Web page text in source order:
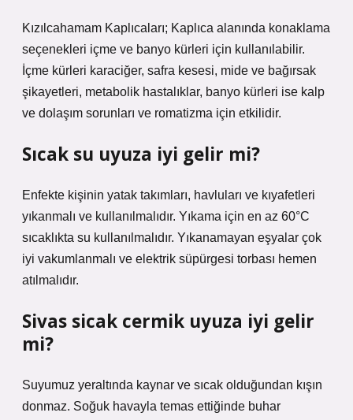
Kızılcahamam Kaplıcaları; Kaplıca alanında konaklama
seçenekleri içme ve banyo kürleri için kullanılabilir.
İçme kürleri karaciğer, safra kesesi, mide ve bağırsak
şikayetleri, metabolik hastalıklar, banyo kürleri ise kalp
ve dolaşım sorunları ve romatizma için etkilidir.
Sıcak su uyuza iyi gelir mi?
Enfekte kişinin yatak takımları, havluları ve kıyafetleri
yıkanmalı ve kullanılmalıdır. Yıkama için en az 60°C
sıcaklıkta su kullanılmalıdır. Yıkanamayan eşyalar çok
iyi vakumlanmalı ve elektrik süpürgesi torbası hemen
atılmalıdır.
Sivas sicak cermik uyuza iyi gelir
mi?
Suyumuz yeraltında kaynar ve sıcak olduğundan kışın
donmaz. Soğuk havayla temas ettiğinde buhar